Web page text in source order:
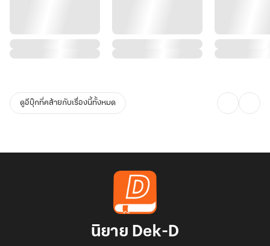
ดูอีบุ๊กที่คล้ายกับเรื่องนี้ทั้งหมด
นิยาย Dek-D